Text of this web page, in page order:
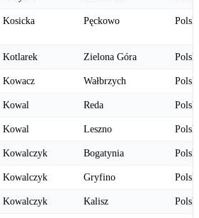
Kosicka Pęckowo
Kotlarek Zielona Góra
Kowacz Wałbrzych
Kowal Reda
Kowal Leszno
Kowalczyk Bogatynia
Kowalczyk Gryfino
Kowalczyk Kalisz